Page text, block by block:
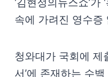
‘김현정의뉴스쇼’가
속에 가려진 영수증
청와대가 국회에 제
서’에 존재하는 수